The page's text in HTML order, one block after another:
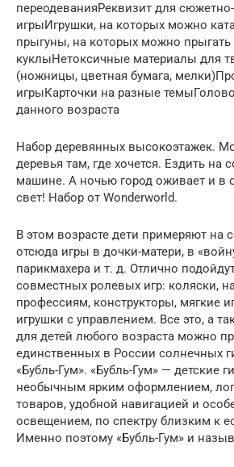
переодеванияРеквизит для
игрыИгрушки, на которых можно
прыгуны, на которых можно
куклыНетоксичные материалы для
(ножницы, цветная бумага,
игрыКарточки на разные
данного возраста
Набор деревянных высокоэтажек.
деревья там, где хочется. Ездить на
машине. А ночью город оживает и в
свет! Набор от Wonderworld.
В этом возрасте дети примеряют на
отсюда игры в дочки-матери, в
парикмахера и т. д. Отлично
совместных ролевых игр: коляски,
профессиям, конструкторы, мягкие
игрушки с управлением. Все это, а
для детей любого возраста можно
единственных в России солнечных
«Бубль-Гум». «Бубль-Гум» — детские
необычным ярким оформлением,
товаров, удобной навигацией и
освещением, по спектру близким к
Именно поэтому «Бубль-Гум» и